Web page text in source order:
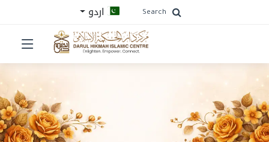
Search اردو